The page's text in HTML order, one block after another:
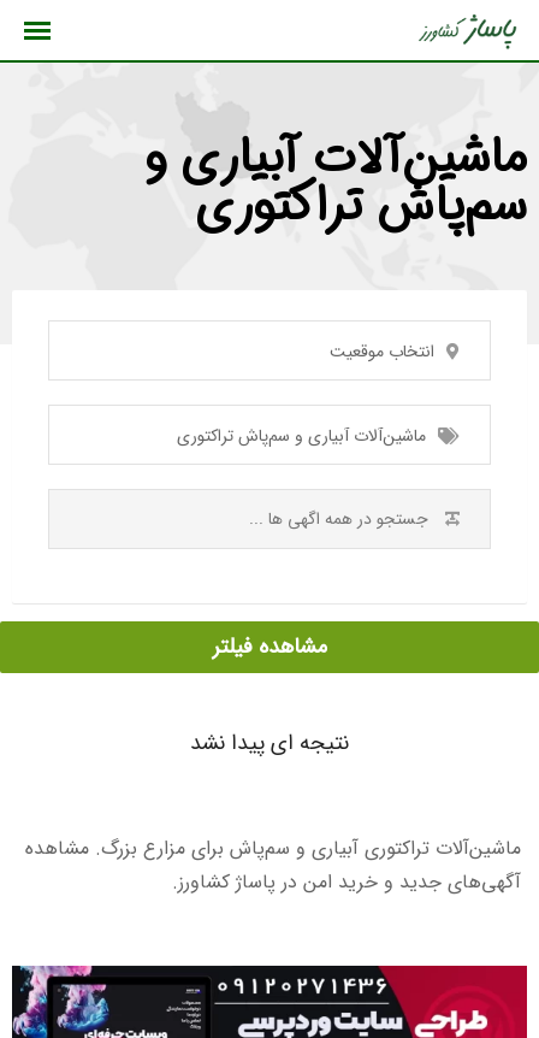
ماشین‌آلات آبیاری و
سم‌پاش تراکتوری
انتخاب موقعیت
ماشین‌آلات آبیاری و سم‌پاش تراکتوری
مشاهده فیلتر
نتیجه ای پیدا نشد
ماشین‌آلات تراکتوری آبیاری و سم‌پاش برای مزارع بزرگ. مشاهده
آگهی‌های جدید و خرید امن در پاساژ کشاورز.